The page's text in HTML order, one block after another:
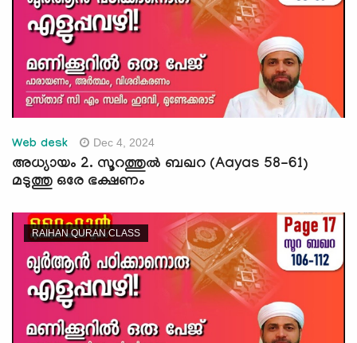
Web desk Dec 4, 2024
അധ്യായം 2. സൂറത്തുല്‍ ബഖറ (Aayas 58-61)
മടുത്തു ഒരേ ഭക്ഷണം
RAIHAN QURAN CLASS